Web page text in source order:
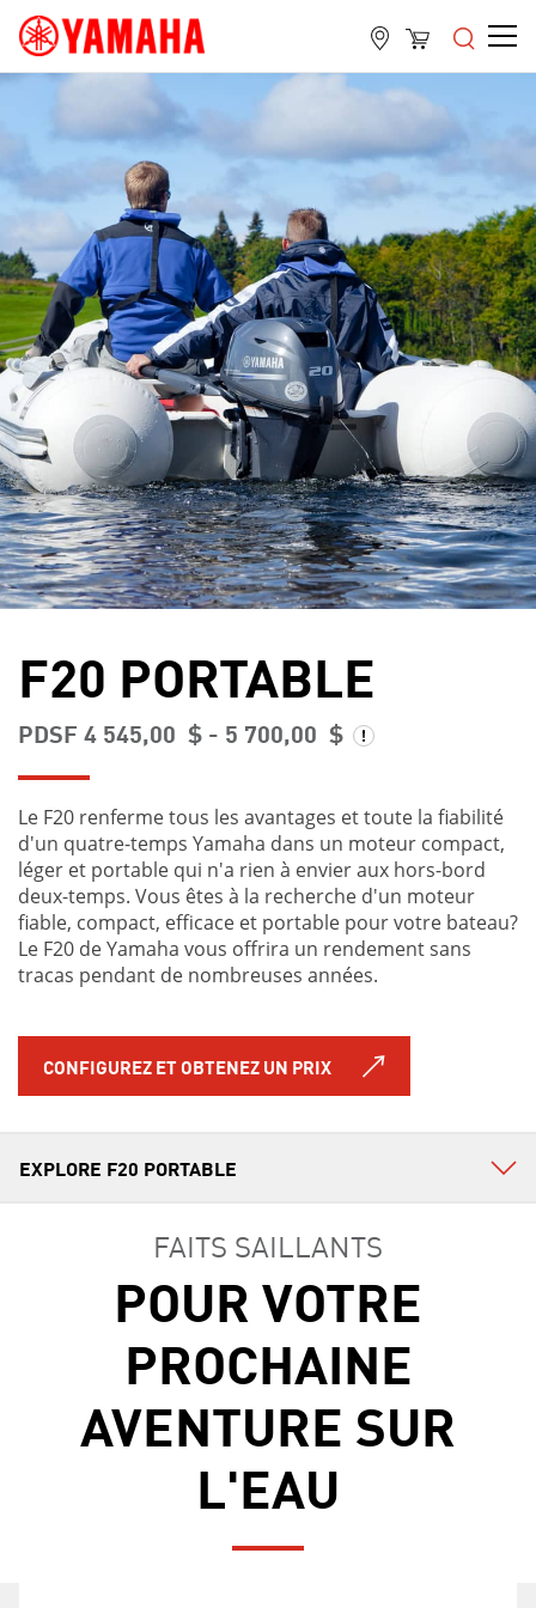
F20 PORTABLE
PDSF 4 545,00 $ - 5 700,00 $
Le F20 renferme tous les avantages et toute la fiabilité
d'un quatre-temps Yamaha dans un moteur compact,
léger et portable qui n'a rien à envier aux hors-bord
deux-temps. Vous êtes à la recherche d'un moteur
fiable, compact, efficace et portable pour votre bateau?
Le F20 de Yamaha vous offrira un rendement sans
tracas pendant de nombreuses années.
CONFIGUREZ ET OBTENEZ UN PRIX
FAITS SAILLANTS
POUR VOTRE
PROCHAINE
AVENTURE SUR
L'EAU